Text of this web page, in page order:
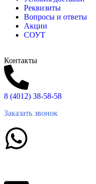
Реквизиты
Вопросы и ответы
Акции
СОУТ
Контакты
8 (4012) 38-58-58
Заказать звонок